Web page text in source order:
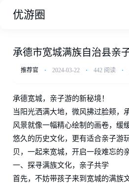
优游圈
承德市宽城满族自治县亲
推荐官 ⋅ 2024-03-22 ⋅ 442 阅读 ⋅
承德宽城，亲子游的新秘境！
当阳光洒满大地，微风拂过脸颊，
风景就像一幅精心绘制的画卷，缓
悠久的历史文化，更有适合亲子游
贝，一起来宽城，开启一段难忘的
一、探寻满族文化，亲子共学
首先，不妨带孩子来到宽城的满族